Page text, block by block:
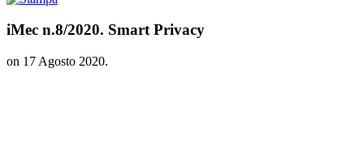
iMec n.8/2020. Smart Privacy
on 17 Agosto 2020.